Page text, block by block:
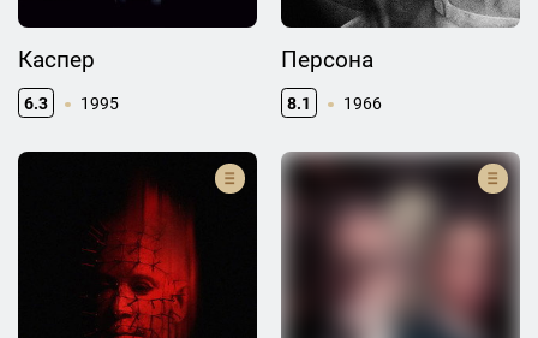
Каспер
6.3 1995
Персона
8.1 1966